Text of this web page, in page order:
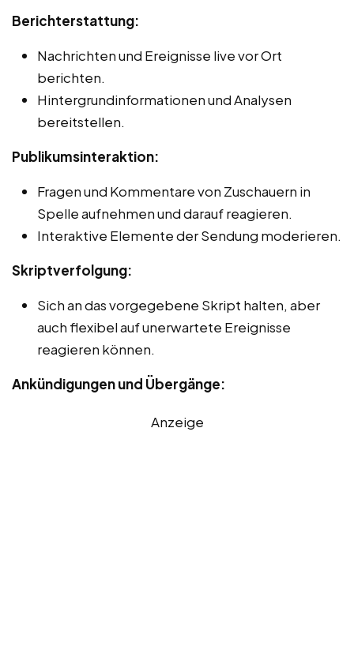
Berichterstattung:
Nachrichten und Ereignisse live vor Ort
berichten.
Hintergrundinformationen und Analysen
bereitstellen.
Publikumsinteraktion:
Fragen und Kommentare von Zuschauern in
Spelle aufnehmen und darauf reagieren.
Interaktive Elemente der Sendung moderieren.
Skriptverfolgung:
Sich an das vorgegebene Skript halten, aber
auch flexibel auf unerwartete Ereignisse
reagieren können.
Ankündigungen und Übergänge:
Anzeige